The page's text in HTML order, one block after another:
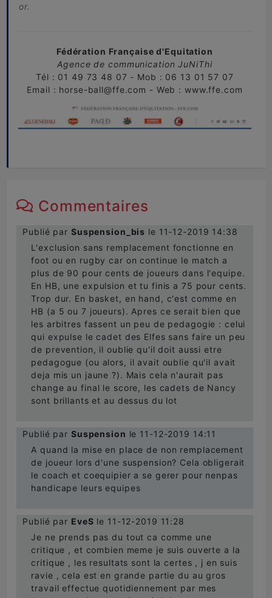
or.
Fédération Française d'Equitation
Agence de communication JuNiThi
Tél : 01 49 73 48 07 - Mob : 06 13 01 57 07
Email : horse-ball@ffe.com - Web : www.ffe.com
Commentaires
Publié par Suspension_bis le 11-12-2019 14:38
L'exclusion sans remplacement fonctionne en
foot ou en rugby car on continue le match a
plus de 90 pour cents de joueurs dans l'equipe.
En HB, une expulsion et tu finis a 75 pour cents.
Trop dur. En basket, en hand, c'est comme en
HB (a 5 ou 7 joueurs). Apres ce serait bien que
les arbitres fassent un peu de pedagogie : celui
qui expulse le cadet des Elfes sans faire un peu
de prevention, il oublie qu'il doit aussi etre
pedagogue (ou alors, il avait oublie qu'il avait
deja mis un jaune ?). Mais cela n'aurait pas
change au final le score, les cadets de Nancy
sont brillants et au dessus du lot
Publié par Suspension le 11-12-2019 14:11
A quand la mise en place de non remplacement
de joueur lors d'une suspension? Cela obligerait
le coach et coequipier a se gerer pour nenpas
handicape leurs equipes
Publié par EveS le 11-12-2019 11:28
Je ne prends pas du tout ca comme une
critique , et combien meme je suis ouverte a la
critique , les resultats sont la certes , j en suis
ravie , cela est en grande partie du au gros
travail effectue quotidiennement par mes